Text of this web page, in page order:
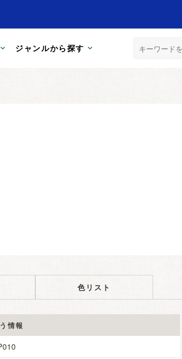
ジャンルから探す
色リスト
情報